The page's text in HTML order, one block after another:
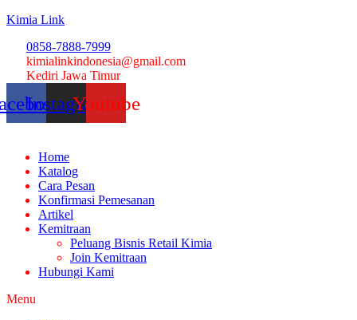
Kimia Link
0858-7888-7999
kimialinkindonesia@gmail.com
Kediri Jawa Timur
InstagramYoutube
Home
Katalog
Cara Pesan
Konfirmasi Pemesanan
Artikel
Kemitraan
Peluang Bisnis Retail Kimia
Join Kemitraan
Hubungi Kami
Menu